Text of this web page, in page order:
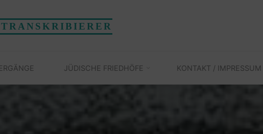
JÜDISCHE FRIEDHÖFE KONTAKT / IMPRESSUM